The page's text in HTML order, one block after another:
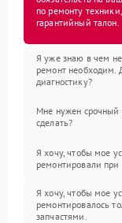
по ремонту
гарантийный талон.
Я уже знаю в чем
ремонт необходим.
диагностику?
Мне нужен срочный
сделать?
Я хочу, чтобы мое
ремонтировали при
Я хочу, чтобы мое
ремонтировалось
запчастями.